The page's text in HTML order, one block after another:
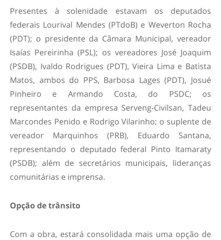
Presentes à solenidade estavam os deputados
federais Lourival Mendes (PTdoB) e Weverton Rocha
(PDT); o presidente da Câmara Municipal, vereador
Isaías Pereirinha (PSL); os vereadores José Joaquim
(PSDB), Ivaldo Rodrigues (PDT), Vieira Lima e Batista
Matos, ambos do PPS, Barbosa Lages (PDT), Josué
Pinheiro e Armando Costa, do PSDC; os
representantes da empresa Serveng-Civilsan, Tadeu
Marcondes Penido e Rodrigo Vilarinho; o suplente de
vereador Marquinhos (PRB), Eduardo Santana,
representando o deputado federal Pinto Itamaraty
(PSDB); além de secretários municipais, lideranças
comunitárias e imprensa.
Opção de trânsito
Com a obra, estará consolidada mais uma opção de